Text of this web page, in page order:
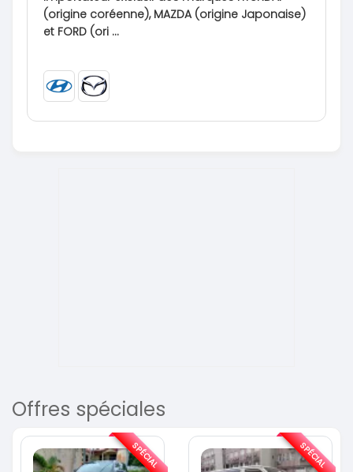
(origine coréenne), MAZDA (origine Japonaise)
et FORD (ori ...
Offres spéciales
SPÉCIAL SPÉCIAL